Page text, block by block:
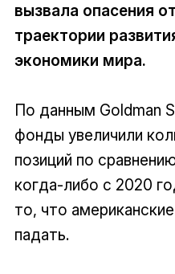
вызвала опасения
траектории
экономики мира.
По данным Goldman
фонды увеличили
позиций по
когда-либо с 2020
то, что
падать.